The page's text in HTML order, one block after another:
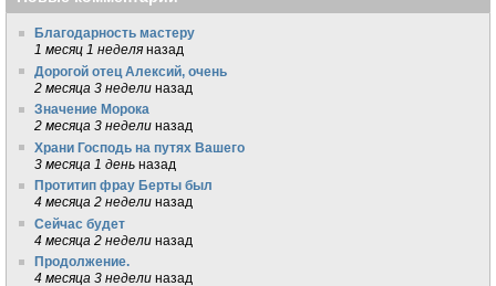
Благодарность мастеру
1 месяц 1 неделя назад
Дорогой отец Алексий, очень
2 месяца 3 недели назад
Значение Морока
2 месяца 3 недели назад
Храни Господь на путях Вашего
3 месяца 1 день назад
Протитип фрау Берты был
4 месяца 2 недели назад
Сейчас будет
4 месяца 2 недели назад
Продолжение.
4 месяца 3 недели назад